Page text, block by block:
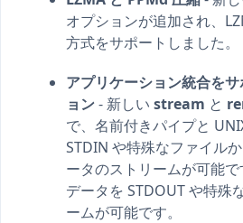
オプションが追加され、
方式をサポートしました。
アプリケーション統合を
ョン- 新しい stream と
で、名前付きパイプと
STDIN や特殊なファイル
ータのストリームが可能で
データを STDOUT や特殊
ームが可能です。